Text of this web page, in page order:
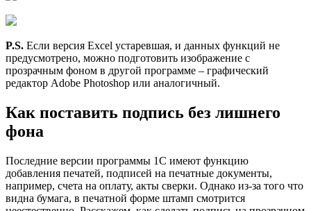
P.S. Если версия Excel устаревшая, и данных функций не
предусмотрено, можно подготовить изображение с
прозрачным фоном в другой программе – графический
редактор Adobe Photoshop или аналогичный.
Как поставить подпись без лишнего
фона
Последние версии программы 1С имеют функцию
добавления печатей, подписей на печатные документы,
например, счета на оплату, акты сверки. Однако из-за того что
видна бумага, в печатной форме штамп смотрится